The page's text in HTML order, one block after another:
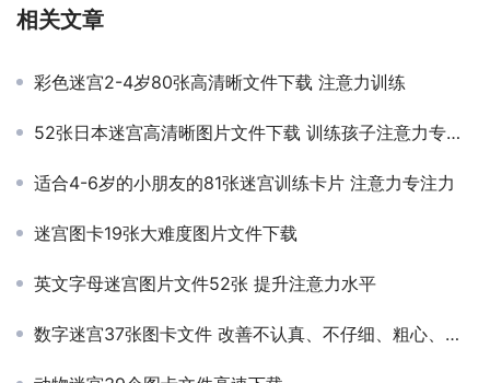
相关文章
彩色迷宫2-4岁80张高清晰文件下载 注意力训练
52张日本迷宫高清晰图片文件下载 训练孩子注意力专注力
适合4-6岁的小朋友的81张迷宫训练卡片 注意力专注力
迷宫图卡19张大难度图片文件下载
英文字母迷宫图片文件52张 提升注意力水平
数字迷宫37张图卡文件 改善不认真、不仔细、粗心、马虎